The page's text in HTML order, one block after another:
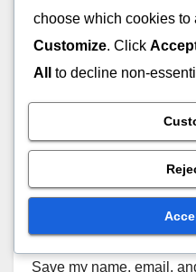
Website
Save my name, email,
choose which cookies to
Customize. Click Accept
All
to decline non-